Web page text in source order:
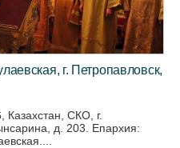
г. Петропавловск,
Казахстан, СКО, г.
д. 203. Епархия: